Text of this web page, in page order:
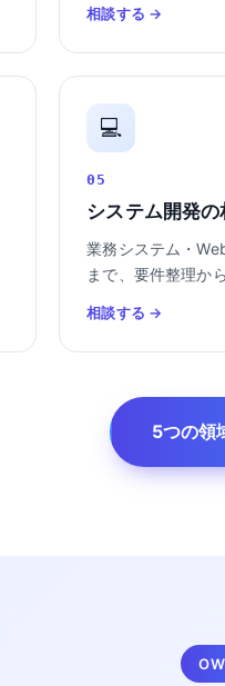
相談する →
💻
05
システム開発の
業務システム・
まで、要件整理か
相談する →
5つの領